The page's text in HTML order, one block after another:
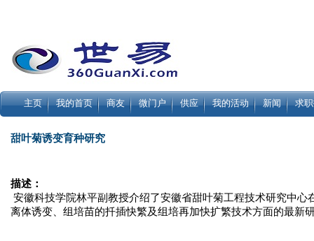
主页 我的首页 商友 微门户 供应 我的活动 新闻 求
甜叶菊诱变育种研究
描述：
安徽科技学院林平副教授介绍了安徽省甜叶菊工程技术研究中心
离体诱变、组培苗的扦插快繁及组培再加快扩繁技术方面的最新